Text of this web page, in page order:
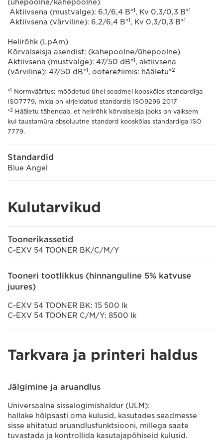
(ühepoolne/kahepoolne)
Aktiivsena (mustvalge): 6,1/6,4 B*1, Kv 0,3/0,3 B*1
Aktiivsena (värviline): 6,2/6,4 B*1, Kv 0,3/0,3 B*1
Helirõhk (LpAm)
Kõrvalseisja asendist: (kahepoolne/ühepoolne)
Aktiivsena (mustvalge): 47/50 dB*1, aktiivsena
(värviline): 47/50 dB*1, ooterežiimis: hääletu*2
*1 Normväärtus: mõõdetud ühel seadmel kooskõlas standardiga
ISO7779, mida on kirjeldatud standardis ISO9296 2017
*2 Hääletu tähendab, et helirõhk kõrvalseisja jaoks on väiksem
kui taustamüra absoluutne standard kooskõlas standardiga ISO
7779.
Standardid
Blue Angel
Kulutarvikud
Toonerikassetid
C-EXV 54 TOONER BK/C/M/Y
Tooneri tootlikkus (hinnanguline 5% katvuse
juures)
C-EXV 54 TOONER BK: 15 500 lk
C-EXV 54 TOONER C/M/Y: 8500 lk
Tarkvara ja printeri haldus
Jälgimine ja aruandlus
Universaalne sisselogimishaldur (ULM):
hallake hõlpsasti oma kulusid, kasutades seadmesse
sisse ehitatud aruandlusfunktsiooni, millega saate
tuvastada ja kontrollida kasutajapõhiseid kulusid.